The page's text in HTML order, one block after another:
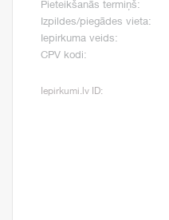
Pieteikšanās termiņš:
Izpildes/piegādes vieta:
Iepirkuma veids:
CPV kodi:
Iepirkumi.lv ID: